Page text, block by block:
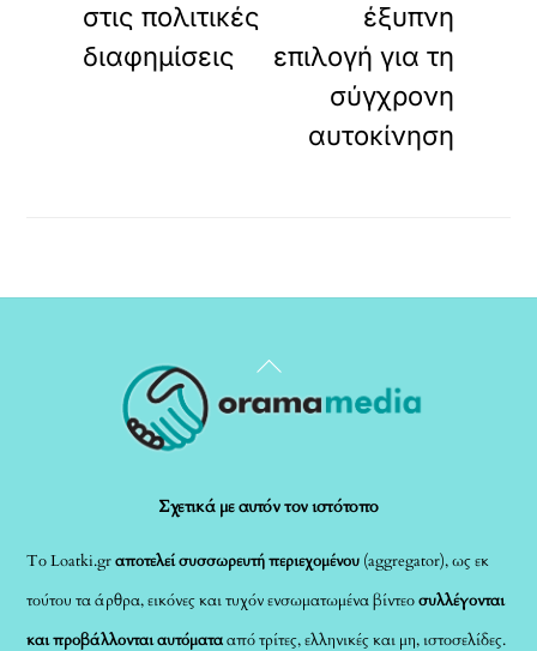
στις πολιτικές
διαφημίσεις
έξυπνη
επιλογή για τη
σύγχρονη
αυτοκίνηση
Back
To
Σχετικά με αυτόν τον ιστότοπο
Το Loatki.grαποτελεί συσσωρευτή περιεχομένου (aggregator), ως εκ
τούτου τα άρθρα, εικόνες και τυχόν ενσωματωμένα βίντεοσυλλέγονται
και προβάλλονται αυτόματααπό τρίτες, ελληνικές και μη, ιστοσελίδες.